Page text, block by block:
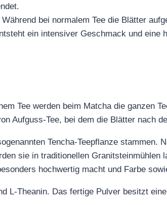
bei normalem Tee die Blätter
ein intensiver Geschmack und eine
Tee werden beim Matcha die ganzen
Aufguss-Tee, bei dem die Blätter nach
Tencha-Teepflanze stammen.
sie in traditionellen Granitsteinmühlen
hochwertig macht und Farbe
L-Theanin. Das fertige Pulver besitzt